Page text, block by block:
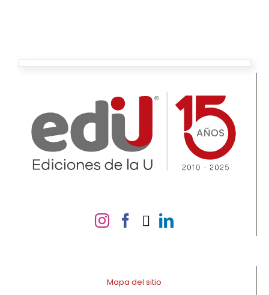
Mapa del sitio